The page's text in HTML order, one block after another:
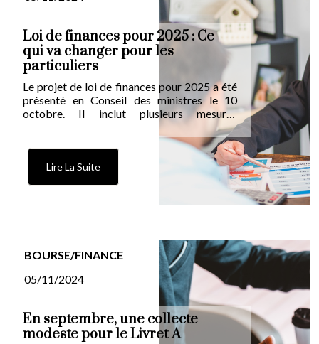
Loi de finances pour 2025 : Ce
qui va changer pour les
particuliers
Le projet de loi de finances pour 2025 a été
présenté en Conseil des ministres le 10
octobre. Il inclut plusieurs mesures
concernant la fiscalité des particuliers.
Lire La Suite
BOURSE/FINANCE
05/11/2024
En septembre, une collecte
modeste pour le Livret A